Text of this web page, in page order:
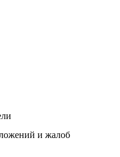
и жалоб